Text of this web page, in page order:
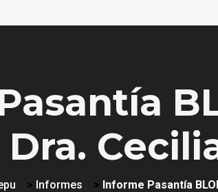
Dra.
> Informes > Informe Pasantía